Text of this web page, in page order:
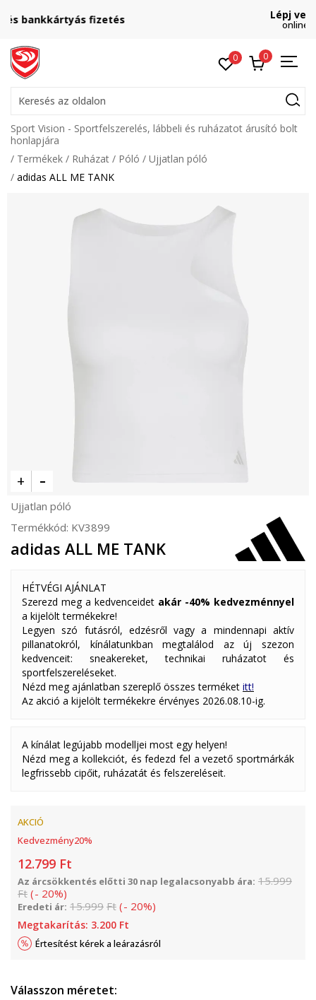
Lépj velünk kapcsolatba
online@sport-vision.hu
0 0
Keresés az oldalon
Sport Vision - Sportfelszerelés, lábbeli és ruházatot árusító bolt
honlapjára
Termékek
Ruházat Póló
Ujjatlan póló
adidas ALL ME TANK
Ujjatlan póló
Termékkód: KV3899
adidas ALL ME TANK
HÉTVÉGI AJÁNLAT
Szerezd meg a kedvenceidet akár -40% kedvezménnyel
a kijelölt termékekre!
Legyen szó futásról, edzésről vagy a mindennapi aktív
pillanatokról, kínálatunkban megtalálod az új szezon
kedvenceit: sneakereket, technikai ruházatot és
sportfelszereléseket.
Nézd meg ajánlatban szereplő összes terméket itt!
Az akció a kijelölt termékekre érvényes 2026.08.10-ig.
A kínálat legújabb modelljei most egy helyen!
Nézd meg a kollekciót, és fedezd fel a vezető sportmárkák
legfrissebb cipőit, ruházatát és felszereléseit.
AKCIÓ
Kedvezmény20%
12.799 Ft
Az árcsökkentés előtti 30 nap legalacsonyabb ára: 15.999
Ft (- 20%)
Eredeti ár: 15.999 Ft (- 20%)
Megtakarítás: 3.200 Ft
Értesítést kérek a leárazásról
Válasszon méretet: